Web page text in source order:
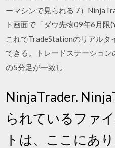
ーマシンで見られる 7）
ト画面で「ダウ先物09年6月限
これでTradeStationのリアル
できる。トレードステーショ
の5分足が一致し
NinjaTrader.
られているファ
トは、ここにあ